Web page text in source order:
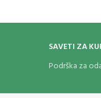
SAVETI ZA
Podrška za